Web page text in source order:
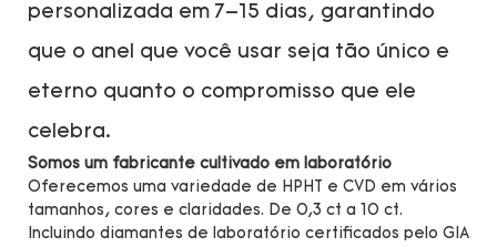
personalizada em 7–15 dias, garantindo
que o anel que você usar seja tão único e
eterno quanto o compromisso que ele
celebra.
Somos um fabricante cultivado em laboratório
Oferecemos uma variedade de HPHT e CVD em vários
tamanhos, cores e claridades. De 0,3 ct a 10 ct.
Incluindo diamantes de laboratório certificados pelo GIA